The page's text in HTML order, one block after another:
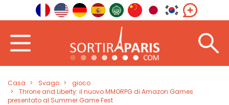
Casa Svago
gioco
Throne and Liberty: il nuovo MMORPG di Amazon Games
presentato al Summer Game Fest